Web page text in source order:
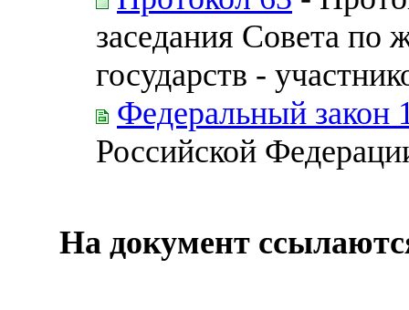
заседания Совета по
государств -
Федеральный закон
Российской
На документ